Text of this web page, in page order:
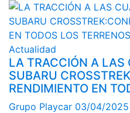
Actualidad
LA TRACCIÓN A LAS
SUBARU
RENDIMIENTO EN
Grupo Playcar 03/04/2025